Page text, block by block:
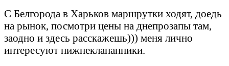
С Белгорода в Харьков маршрутки ходят, доедь
на рынок, посмотри цены на днепрозапы там,
заодно и здесь расскажешь))) меня лично
интересуют нижнеклапанники.